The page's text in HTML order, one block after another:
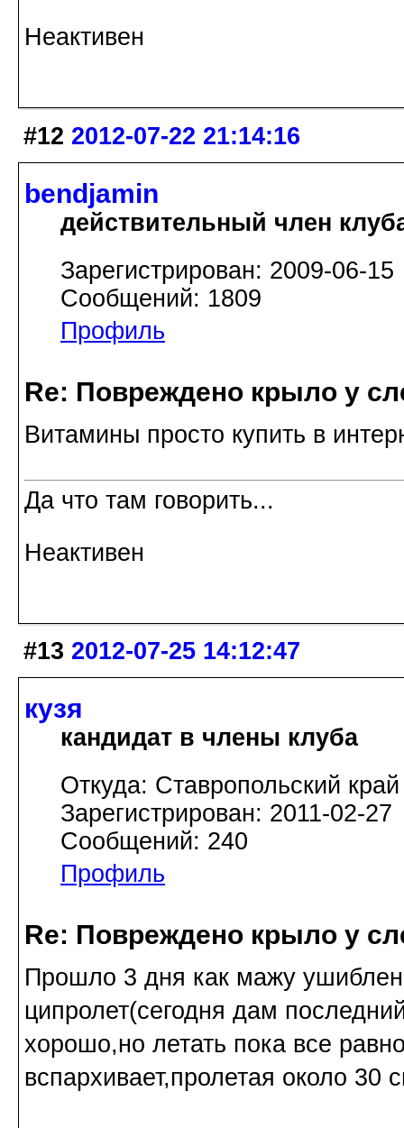
Неактивен
#12 2012-07-22 21:14:16
bendjamin
действительный член
Зарегистрирован: 2009-06-15
Сообщений: 1809
Профиль
Re: Повреждено крыло у
Витамины просто купить в
Да что там говорить...
Неактивен
#13 2012-07-25 14:12:47
кузя
кандидат в члены клуба
Откуда: Ставропольский край
Зарегистрирован: 2011-02-27
Сообщений: 240
Профиль
Re: Повреждено крыло у
Прошло 3 дня как мажу
ципролет(сегодня дам
хорошо,но летать пока все
вспархивает,пролетая около